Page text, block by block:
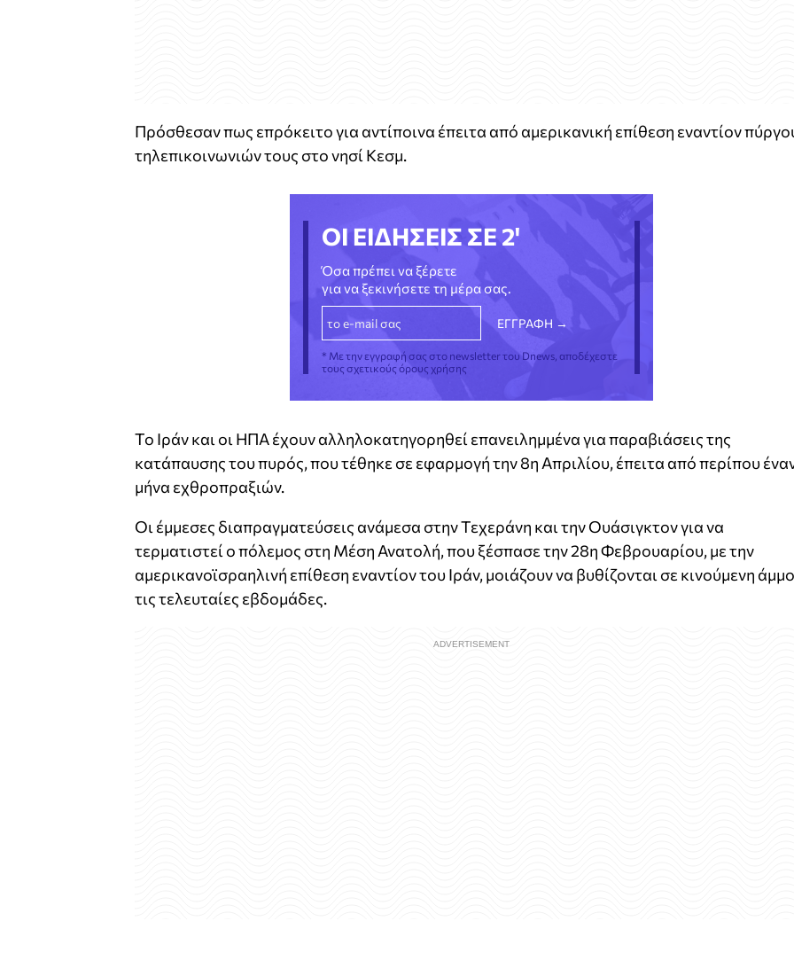
Πρόσθεσαν πως επρόκειτο για αντίποινα έπειτα από αμερικανική επίθεση εναντίον
τηλεπικοινωνιών τους στο νησί Κεσμ.
ΟΙ ΕΙΔΗΣΕΙΣ ΣΕ 2'
Όσα πρέπει να ξέρετε
για να ξεκινήσετε τη μέρα σας.
* Με την εγγραφή σας στο newsletter του Dnews, αποδέχεστε
τους σχετικούς όρους χρήσης
Το Ιράν και οι ΗΠΑ έχουν αλληλοκατηγορηθεί επανειλημμένα για παραβιάσεις της
κατάπαυσης του πυρός, που τέθηκε σε εφαρμογή την 8η Απριλίου, έπειτα από περίπου
μήνα εχθροπραξιών.
Οι έμμεσες διαπραγματεύσεις ανάμεσα στην Τεχεράνη και την Ουάσιγκτον για να
τερματιστεί ο πόλεμος στη Μέση Ανατολή, που ξέσπασε την 28η Φεβρουαρίου, με την
αμερικανοϊσραηλινή επίθεση εναντίον του Ιράν, μοιάζουν να βυθίζονται σε κινούμενη άμμο
τις τελευταίες εβδομάδες.